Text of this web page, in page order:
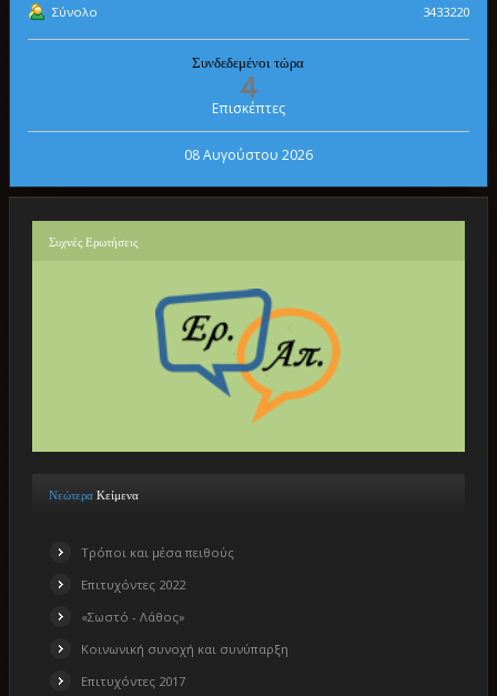
Σύνολο 3433220
Συνδεδεμένοι τώρα
4
Επισκέπτες
08 Αυγούστου 2026
Συχνές Ερωτήσεις
Νεώτερα Κείμενα
Τρόποι και μέσα πειθούς
Επιτυχόντες 2022
«Σωστό - Λάθος»
Κοινωνική συνοχή και συνύπαρξη
Επιτυχόντες 2017